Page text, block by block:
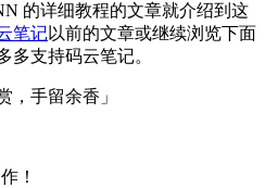
的详细教程的文章就介绍到这
笔记以前的文章或继续浏览下面
多支持码云笔记。
，手留余香」
！